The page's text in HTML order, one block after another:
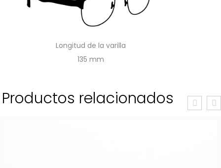
Longitud de la varilla
135
Productos relacionados